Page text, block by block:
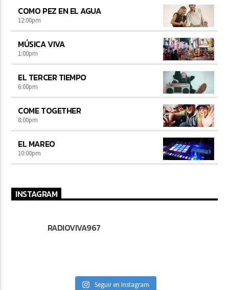
COMO PEZ EN EL AGUA
12:00pm
MÚSICA VIVA
1:00pm
EL TERCER TIEMPO
6:00pm
COME TOGETHER
8:00pm
EL MAREO
10:00pm
INSTAGRAM
RADIOVIVA967
Seguir en Instagram